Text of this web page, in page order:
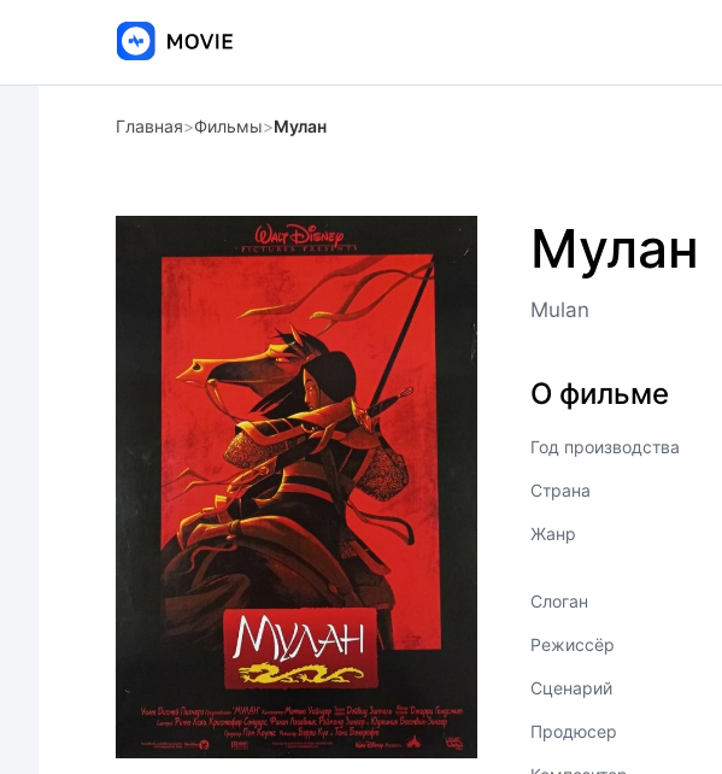
Главная>Фильмы>Мулан
Мулан
Mulan
О фильме
Год производства
Страна
Жанр
Слоган
Режиссёр
Сценарий
Продюсер